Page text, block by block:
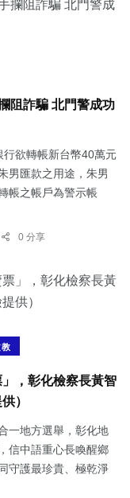
阻詐騙 北門警成功
欲轉帳新台幣40萬元
男匯款之用途，朱男
帳之帳戶為警示帳
0 分享
，彰化檢察長黃智
）
一地方選舉，彰化地
信中語重心長喚醒鄉
守護最珍貴、極乾淨